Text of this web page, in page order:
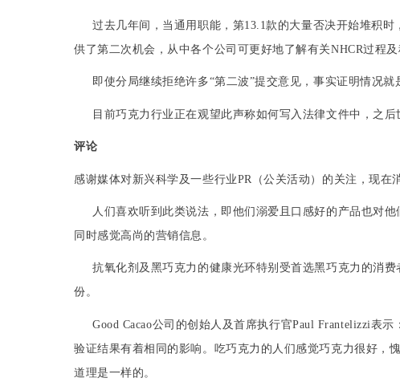
过去 几年间，当通用职能，第13.1款的大量否决开始堆积时
供了第二次机会，从中各个公司可更好地了解有关NHCR过程及
即使分局继续拒绝许多“第二波”提交意见，事实证明情况就
目前巧克力 行业正在观望此声称如何写入 法律文件中，之后
评论
感谢媒体对新兴科学及一些行业PR （公关活动）的关注，现在
人们喜欢听到此类说法，即他们 溺爱且口感好的产品也对他
同时感觉高尚 的营销信息。
抗氧化剂 及 黑巧克力 的健康光环特别 受首选黑巧克力 的消费
份。
Good Cacao公司的创始人及首席执行官Paul Frantelizzi表示
验证结果有着相同的影响。吃巧克力 的人们感觉巧克力很好，
道理是一样的。